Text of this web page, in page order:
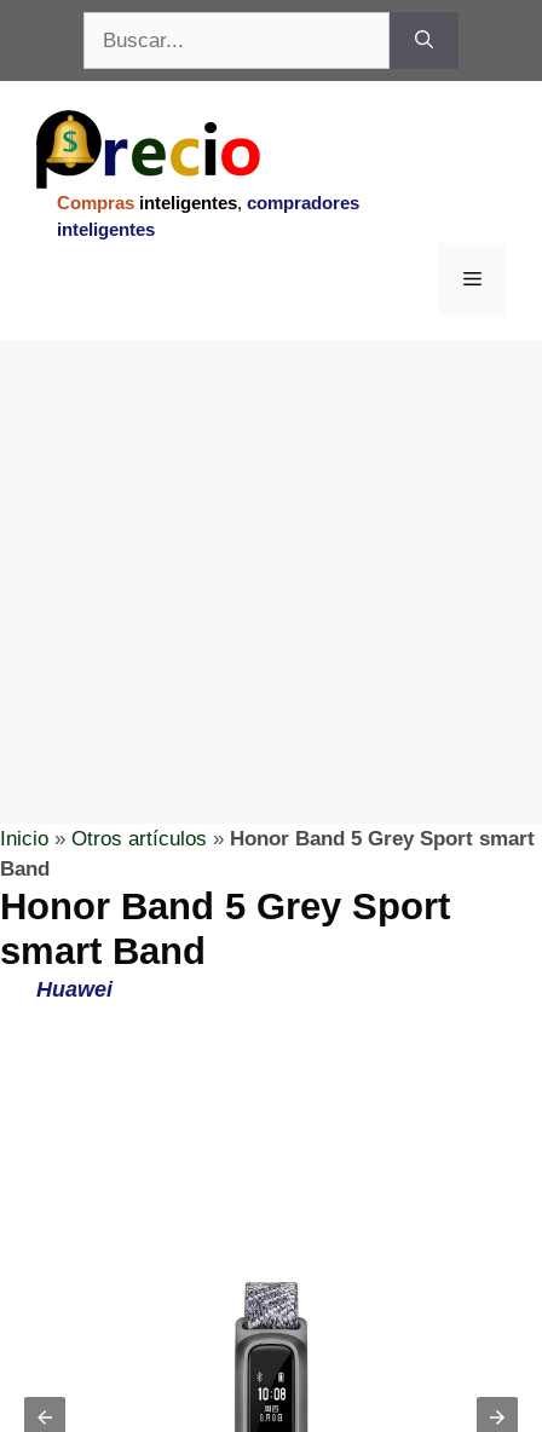
contenido
Compras inteligentes, compradores
inteligentes
Menu
Inicio » Otros artículos » Honor Band 5 Grey Sport smart
Band
Honor Band 5 Grey Sport
smart Band
Huawei